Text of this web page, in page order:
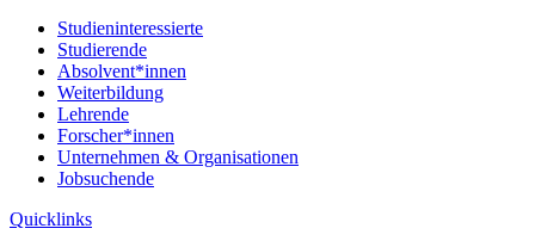
Studieninteressierte
Studierende
Absolvent*innen
Weiterbildung
Lehrende
Forscher*innen
Unternehmen & Organisationen
Jobsuchende
Quicklinks